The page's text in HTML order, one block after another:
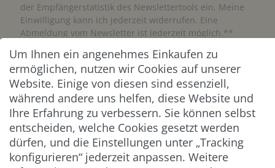
der Empfängerstatistik des Newslettertools ein. Meine
Einwilligung kann ich jederzeit widerrufen. Eine
Abmeldung vom Newsletter ist jederzeit möglich.**
Abonnieren
** Hierbei handelt es sich um ein Pflichtfeld.
ZAHLUNG & VERSAND
Um Ihnen ein angenehmes Einkaufen zu
ermöglichen, nutzen wir Cookies auf unserer
Website. Einige von diesen sind essenziell,
während andere uns helfen, diese Website und
Ihre Erfahrung zu verbessern. Sie können selbst
entscheiden, welche Cookies gesetzt werden
dürfen, und die Einstellungen unter „Tracking
konfigurieren“ jederzeit anpassen. Weitere